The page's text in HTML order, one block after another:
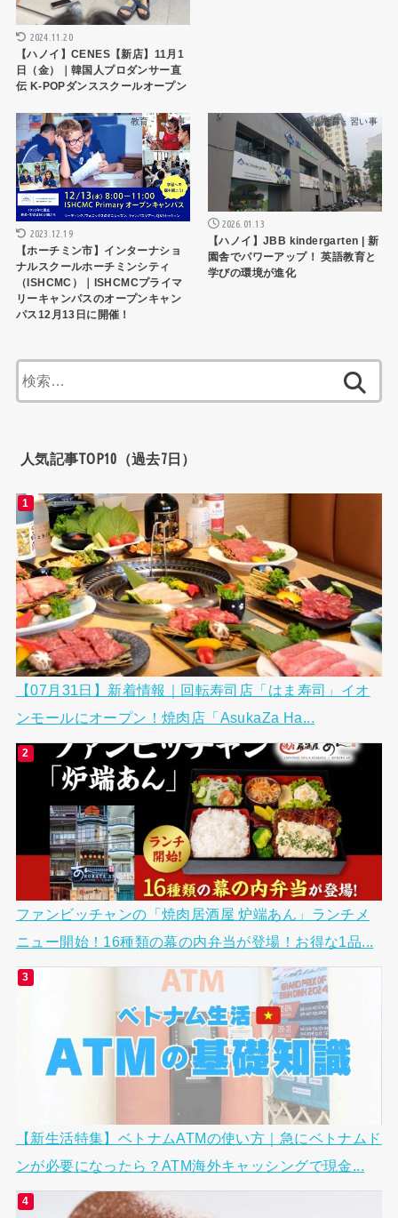
2024.11.20
【ハノイ】CENES【新店】11月1
日（金）｜韓国人プロダンサー直
伝 K-POPダンススクールオープン
教育・習い事
2023.12.19
【ホーチミン市】インターナショ
ナルスクールホーチミンシティ
（ISHCMC）｜ISHCMCプライマ
リーキャンパスのオープンキャン
パス12月13日に開催！
教育・習い事
2026.01.13
【ハノイ】JBB kindergarten | 新
園舎でパワーアップ！ 英語教育と
学びの環境が進化
索:
人気記事TOP10（過去7日）
【07月31日】新着情報｜回転寿司店「はま寿司」イオ
ンモールにオープン！焼肉店「AsukaZa Ha...
ファンビッチャンの「焼肉居酒屋 炉端あん」ランチメ
ニュー開始！16種類の幕の内弁当が登場！お得な1品...
【新生活特集】ベトナムATMの使い方｜急にベトナムド
ンが必要になったら？ATM海外キャッシングで現金...